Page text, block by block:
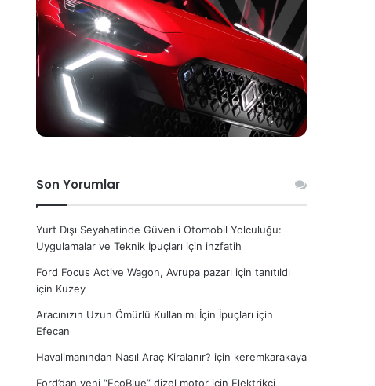
Son Yorumlar
Yurt Dışı Seyahatinde Güvenli Otomobil Yolculuğu:
Uygulamalar ve Teknik İpuçları için inzfatih
Ford Focus Active Wagon, Avrupa pazarı için tanıtıldı
için Kuzey
Aracınızın Uzun Ömürlü Kullanımı İçin İpuçları için
Efecan
Havalimanından Nasıl Araç Kiralanır? için keremkarakaya
Ford’dan yeni “EcoBlue” dizel motor için Elektrikçi